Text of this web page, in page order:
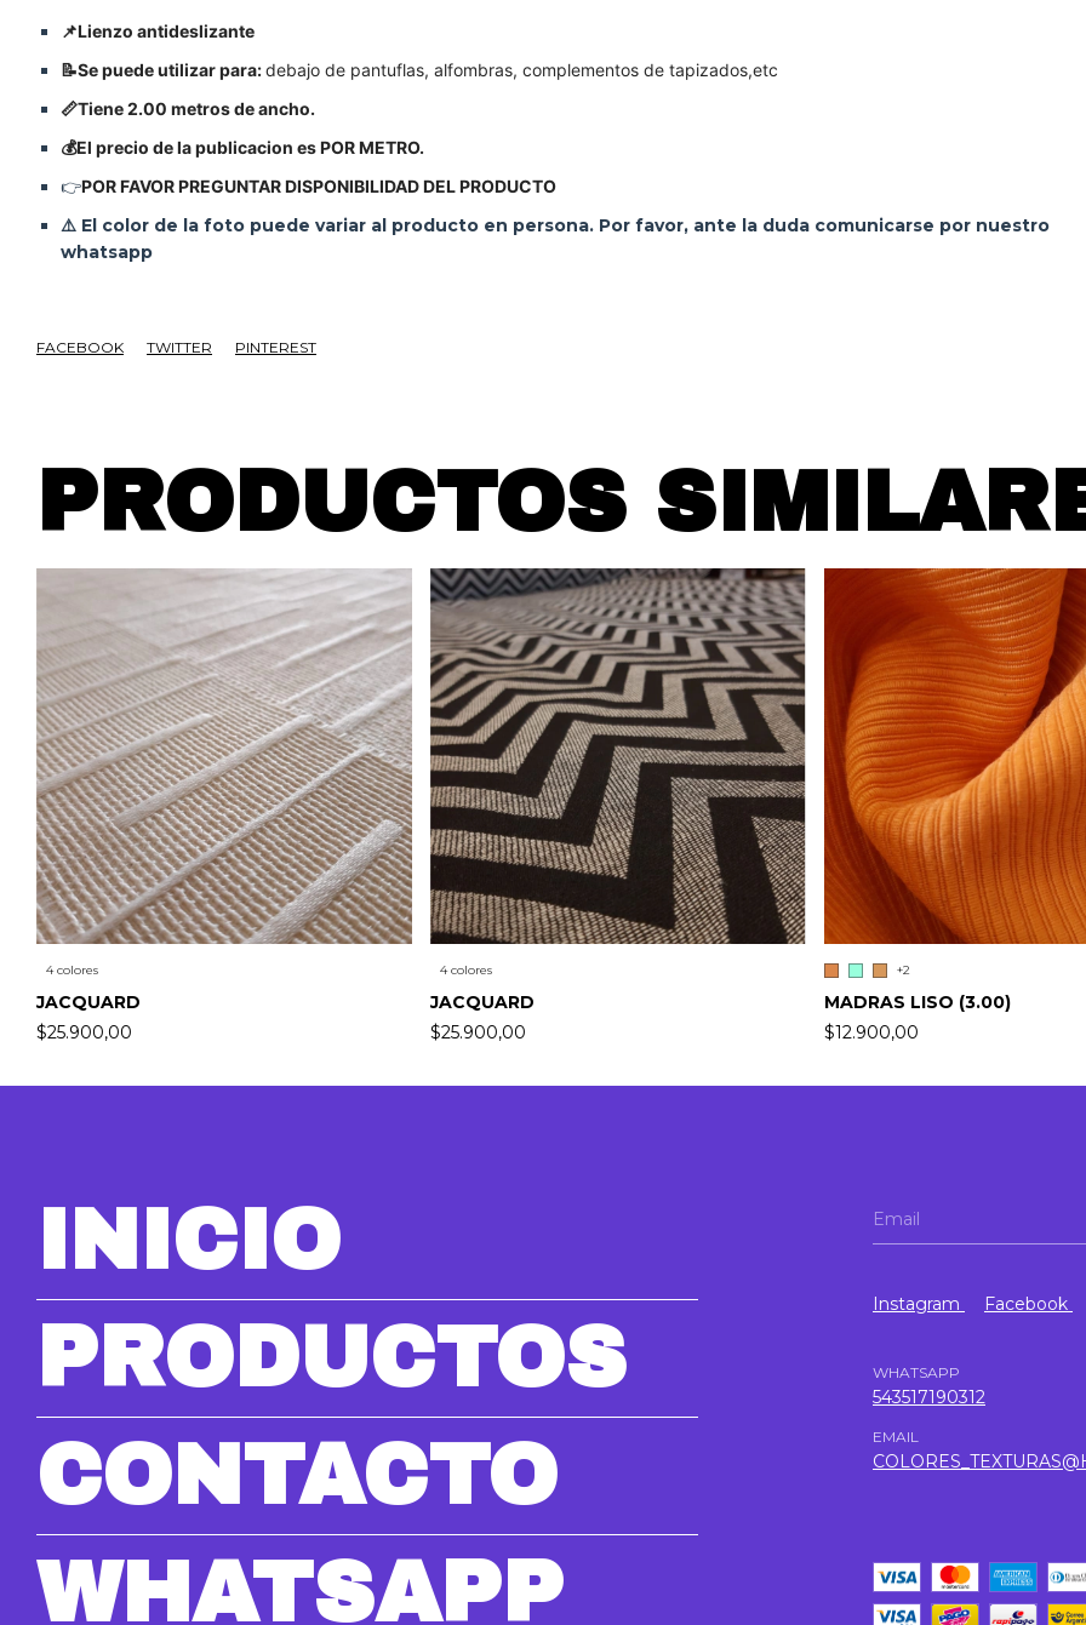
📌Lienzo antideslizante
📝Se puede utilizar para:debajo de pantuflas, alfombras, complementos de tapizados,etc
📏Tiene 2.00 metros de ancho.
💰El precio de la publicacion es POR METRO.
👉POR FAVOR PREGUNTAR DISPONIBILIDAD DEL PRODUCTO
⚠️ El color de la foto puede variar al producto en persona. Por favor, ante la duda comunicarse por nuestro
whatsapp
FACEBOOK TWITTER PINTEREST
PRODUCTOS
4 colores
JACQUARD
$25.900,00
4 colores
JACQUARD
$25.900,00
+2
MADRAS LISO (3.00)
$12.900,00
INICIO
PRODUCTOS
CONTACTO
WHATSAPP
Instagram Facebook
WHATSAPP
543517190312
EMAIL